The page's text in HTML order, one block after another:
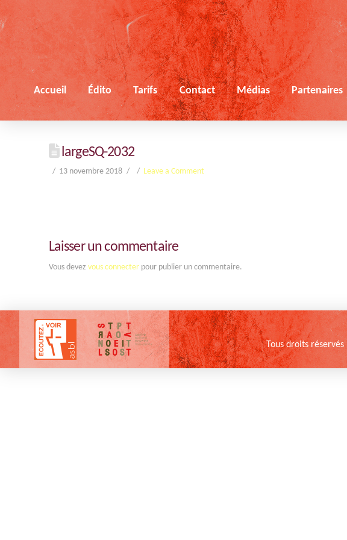
Accueil Édito Tarifs Contact Médias Partenaires
largeSQ-2032
13 novembre 2018 Leave a Comment
Laisser un commentaire
Vous devez vous connecterpour publier un commentaire.
Tous droits réservés |